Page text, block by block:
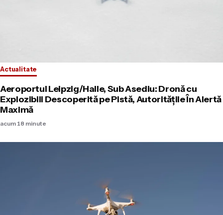
Actualitate
Aeroportul Leipzig/Halle, Sub Asediu: Dronă cu
Explozibili Descoperită pe Pistă, Autoritățile În Alertă
Maximă
acum 18 minute